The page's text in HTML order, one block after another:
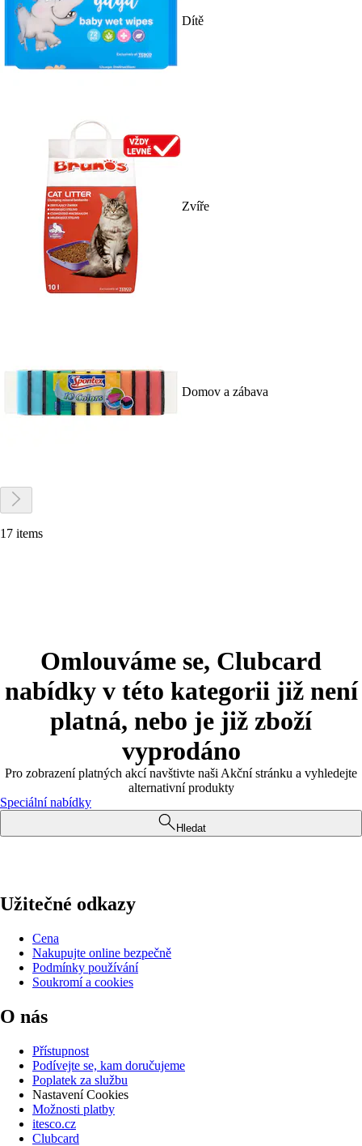
Dítě
Zvíře
Domov a zábava
17 items
Omlouváme se, Clubcard
nabídky v této kategorii již není
platná, nebo je již zboží
vyprodáno
Pro zobrazení platných akcí navštivte naši Akční stránku a vyhledejte
alternativní produkty
Speciální nabídky
Hledat
Užitečné odkazy
Cena
Nakupujte online bezpečně
Podmínky používání
Soukromí a cookies
O nás
Přístupnost
Podívejte se, kam doručujeme
Poplatek za službu
Nastavení Cookies
Možnosti platby
itesco.cz
Clubcard